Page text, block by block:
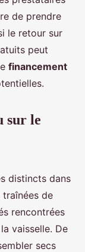
de prendre
le retour sur
peut
financement
sur le
distincts dans
de
rencontrées
vaisselle. De
secs